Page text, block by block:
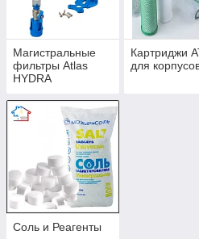
Магистральные
фильтры Atlas
HYDRA
Картриджи
для
Соль и Реагенты